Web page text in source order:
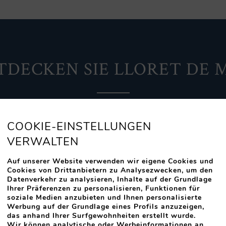
SIE LLORET DE
traumhafte Ecken zu entdecken, von denen
Fischerdorf hat sich aufgrund seiner
und seinem breiten Angebot an
in eines der wichtigsten Urlaubszentren der Costa
COOKIE-EINSTELLUNGEN
VERWALTEN
Auf unserer Website verwenden wir eigene Cookies und
Cookies von Drittanbietern zu Analysezwecken, um den
Datenverkehr zu analysieren, Inhalte auf der Grundlage
Ihrer Präferenzen zu personalisieren, Funktionen für
soziale Medien anzubieten und Ihnen personalisierte
Werbung auf der Grundlage eines Profils anzuzeigen,
das anhand Ihrer Surfgewohnheiten erstellt wurde.